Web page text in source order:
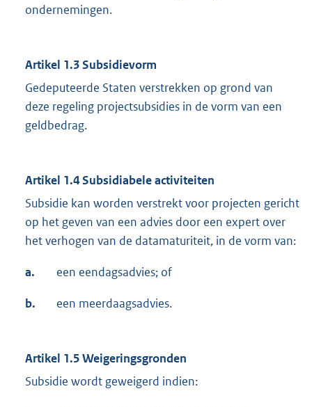
ondernemingen.
Artikel 1.3 Subsidievorm
Gedeputeerde Staten verstrekken op grond van
deze regeling projectsubsidies in de vorm van een
geldbedrag.
Artikel 1.4 Subsidiabele activiteiten
Subsidie kan worden verstrekt voor projecten gericht
op het geven van een advies door een expert over
het verhogen van de datamaturiteit, in de vorm van:
a. een eendagsadvies; of
b. een meerdaagsadvies.
Artikel 1.5 Weigeringsgronden
Subsidie wordt geweigerd indien: